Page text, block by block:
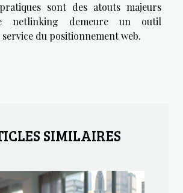
sont des atouts majeurs
netlinking demeure un outil
du positionnement web.
SIMILAIRES